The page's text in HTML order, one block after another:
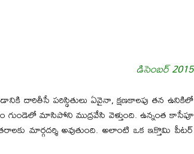
డిసెంబర్ 2015
దారితీసే పరిస్థితులు ఏవైనా, క్షణకాలపు తన ఉనికిలో
గుండెలో మాసిపోని ముద్రవేసి వెళ్తుంది. ఉన్నంత కాసేపూ
మార్గదర్శి అవుతుంది. అలాంటి ఒక ఇక్తొమి పీటర్